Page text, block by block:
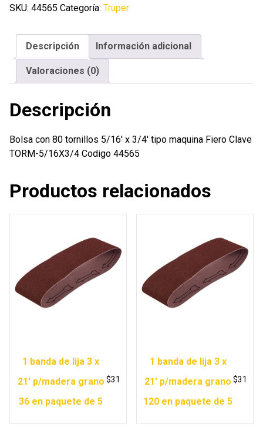
tornillos
tipo
maquina
cantidad
SKU: 44565 Categoría: Truper
Descripción Información adicional
Valoraciones (0)
Descripción
Bolsa con 80 tornillos 5/16′ x 3/4′ tipo maquina Fiero Clave
TORM-5/16X3/4 Codigo 44565
Productos relacionados
1 banda de lija 3 x
21′ p/madera grano
36 en paquete de 5
$31
1 banda de lija 3 x
21′ p/madera grano
120 en paquete de 5
$31